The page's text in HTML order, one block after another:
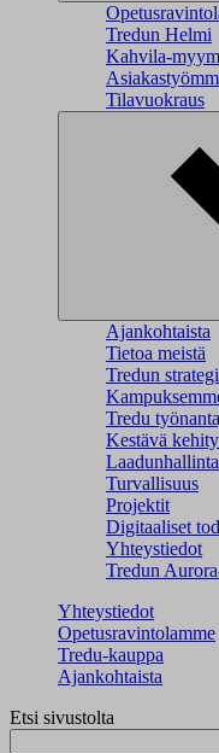
Tredun Helmi
Kahvila-
Tilavuokraus
Ajankohtaista
Tietoa meistä
Tredun
Tredu
Kestävä
Laadunhallinta
Turvallisuus
Projektit
Digitaaliset
Yhteystiedot
Tredun
Yhteystiedot
Opetusravintolamme
Tredu-kauppa
Ajankohtaista
Etsi sivustolta